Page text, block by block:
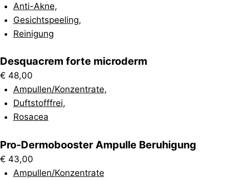
Anti-Akne,
Gesichtspeeling,
Reinigung
Desquacrem forte microderm
€ 48,00
Ampullen/Konzentrate,
Duftstofffrei,
Rosacea
Pro-Dermobooster Ampulle Beruhigung
€ 43,00
Ampullen/Konzentrate